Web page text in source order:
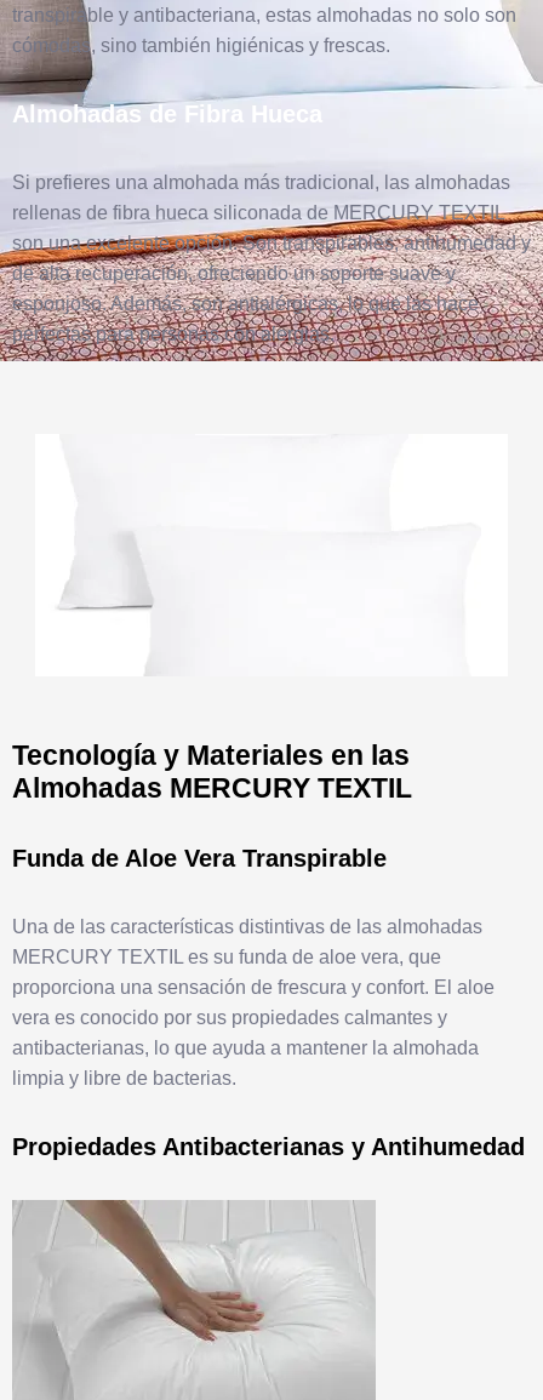
transpirable y antibacteriana, estas almohadas no solo son
cómodas, sino también higiénicas y frescas.
Almohadas de Fibra Hueca
Si prefieres una almohada más tradicional, las almohadas
rellenas de fibra hueca siliconada de MERCURY TEXTIL
son una excelente opción. Son transpirables, antihumedad y
de alta recuperación, ofreciendo un soporte suave y
esponjoso. Además, son antialérgicas, lo que las hace
perfectas para personas con alergias.
Tecnología y Materiales en las
Almohadas MERCURY TEXTIL
Funda de Aloe Vera Transpirable
Una de las características distintivas de las almohadas
MERCURY TEXTIL es su funda de aloe vera, que
proporciona una sensación de frescura y confort. El aloe
vera es conocido por sus propiedades calmantes y
antibacterianas, lo que ayuda a mantener la almohada
limpia y libre de bacterias.
Propiedades Antibacterianas y Antihumedad